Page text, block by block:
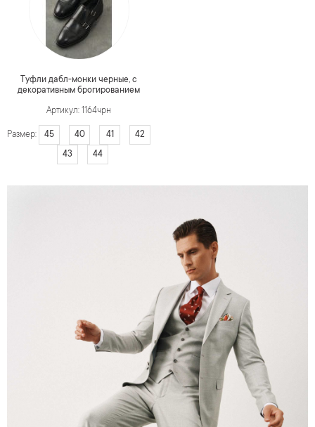
Туфли дабл-монки черные, с
декоративным брогированием
Артикул: 1164чрн
Размер: 45 40 41
42
43
44